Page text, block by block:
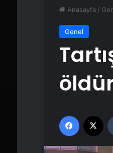
Anasayfa /
Genel
Facebook